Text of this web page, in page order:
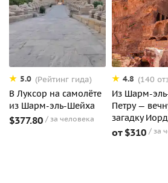
5.0 (Рейтинг гида)
В Луксор на самолёте
из Шарм-эль-Шейха
$377.80 за человека
4.8 (140
Из Шарм-
Петру —
загадку
от $310 за